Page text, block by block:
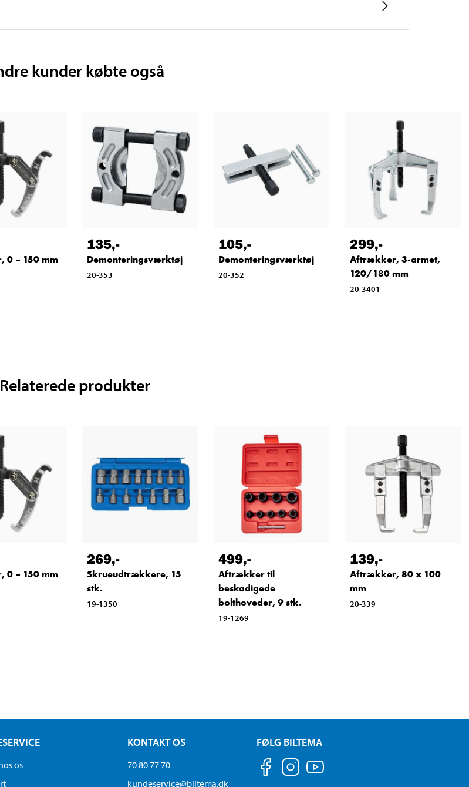
kunder købte også
– 150 mm
135,-
Demonteringsværktøj
20-353
105,-
Demonteringsværktøj
20-352
299,-
Aftrækker, 3-armet,
120/180 mm
20-3401
Relaterede produkter
– 150 mm
269,-
Skrueudtrækkere, 15
stk.
19-1350
499,-
Aftrækker til
beskadigede
bolthoveder, 9 stk.
19-1269
139,-
Aftrækker, 80 x 100
mm
20-339
os
KONTAKT OS
70 80 77 70
kundeservice@biltema.dk
FØLG BILTEMA